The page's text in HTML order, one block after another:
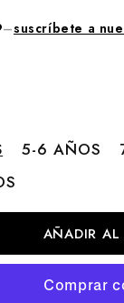
–suscríbete a
5-6 AÑOS
AÑADIR AL